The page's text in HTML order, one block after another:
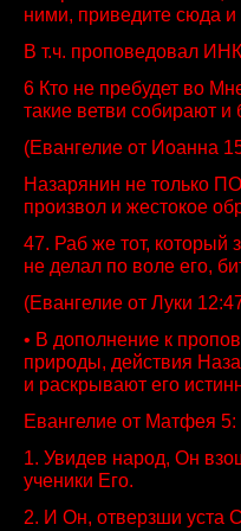
ними, приведите сюда
В т.ч. проповедовал
6 Кто не пребудет во
такие ветви собирают и
(Евангелие от Иоанна
Назарянин не только
произвол и жестокое
47. Раб же тот, который
не делал по воле его,
(Евангелие от Луки
• В дополнение к
природы, действия
и раскрывают его
Евангелие от Матфея 5:
1. Увидев народ, Он
ученики Его.
2. И Он, отверзши уста